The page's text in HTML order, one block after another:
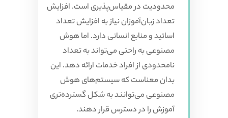
محدودیت در مقیاس‌پذیری است. افزایش
تعداد زبان‌آموزان نیاز به افزایش تعداد
اساتید و منابع انسانی دارد. اما هوش
مصنوعی به راحتی می‌تواند به تعداد
نامحدودی از افراد خدمات ارائه دهد. این
بدان معناست که سیستم‌های هوش
مصنوعی می‌توانند به شکل گسترده‌تری
آموزش را در دسترس قرار دهند.